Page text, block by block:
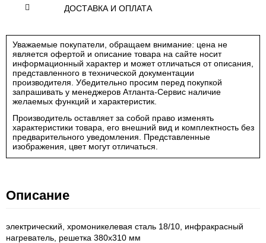
ДОСТАВКА И ОПЛАТА
Уважаемые покупатели, обращаем внимание: цена не
является офертой и описание товара на сайте носит
информационный характер и может отличаться от описания,
представленного в технической документации
производителя. Убедительно просим перед покупкой
запрашивать у менеджеров Атланта-Сервис наличие
желаемых функций и характеристик.
Производитель оставляет за собой право изменять
характеристики товара, его внешний вид и комплектность без
предварительного уведомления. Представленные
изображения, цвет могут отличаться.
Описание
электрический, хромоникелевая сталь 18/10, инфракрасный
нагреватель, решетка 380x310 мм